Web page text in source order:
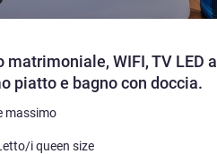
matrimoniale, WIFI, TV LED a
piatto e bagno con doccia.
massimo
da letto
i queen size